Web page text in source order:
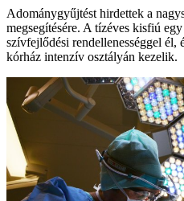
Adománygyűjtést hirdettek a
megsegítésére. A tízéves kisfiú
szívfejlődési rendellenességgel él,
kórház intenzív osztályán kezelik.